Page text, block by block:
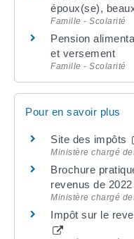
époux(se),
Famille - Scolarité
Pension
et versement
Famille - Scolarité
Pour en savoir plus
Site des impôts
Ministère chargé
Brochure
revenus de 2022
Ministère chargé
Impôt sur le